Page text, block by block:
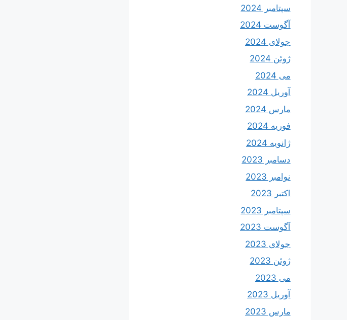
سپتامبر 2024
آگوست 2024
جولای 2024
ژوئن 2024
می 2024
آوریل 2024
مارس 2024
فوریه 2024
ژانویه 2024
دسامبر 2023
نوامبر 2023
اکتبر 2023
سپتامبر 2023
آگوست 2023
جولای 2023
ژوئن 2023
می 2023
آوریل 2023
مارس 2023